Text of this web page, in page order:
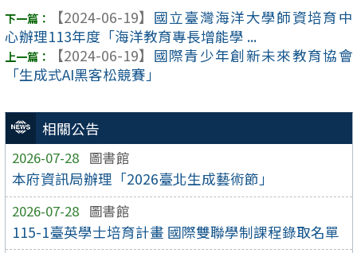
相關公告
2026-07-28 圖書館
本府資訊局辦理「2026臺北生成藝術節」
2026-07-28 圖書館
115-1臺英學士培育計畫 國際雙聯學制課程錄取名單
【2024-06-19】 國立臺灣海洋大學師資培育中
心辦理113年度「海洋教育專長增能學 ...
【2024-06-19】 國際青少年創新未來教育協會
「生成式AI黑客松競賽」